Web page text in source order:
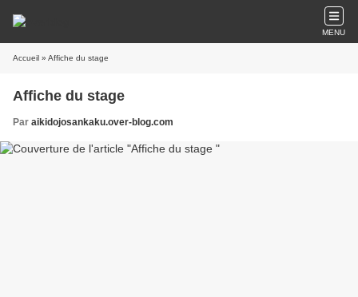
MENU
Accueil » Affiche du stage
Affiche du stage
Par aikidojosankaku.over-blog.com